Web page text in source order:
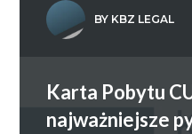
BY KBZ LEGAL
Karta Pobytu
najważniejsze